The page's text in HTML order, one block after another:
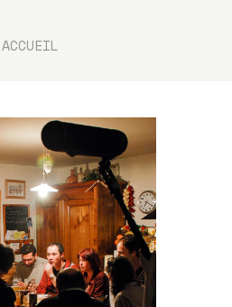
ACCUEIL